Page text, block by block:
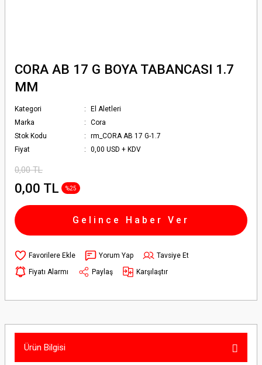
CORA AB 17 G BOYA TABANCASI 1.7
MM
Kategori
El Aletleri
Marka
Cora
Stok Kodu
rm_CORA AB 17 G-1.7
Fiyat
0,00 USD + KDV
0,00 TL
0,00 TL %25
Gelince Haber Ver
Yorum Yap
Tavsiye Et
Fiyatı Alarmı
Paylaş Karşılaştır
Ürün Bilgisi